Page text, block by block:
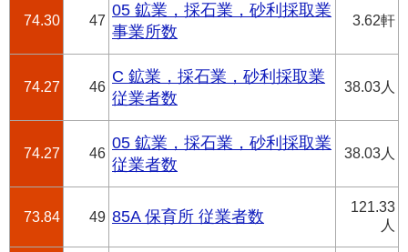
74.30 47
05 鉱業，採石業，砂利採取業
事業所数
3.62軒
74.27 46
C 鉱業，採石業，砂利採取業
従業者数
38.03人
74.27 46
05 鉱業，採石業，砂利採取業
従業者数
38.03人
73.84 49 85A 保育所 従業者数
121.33
人